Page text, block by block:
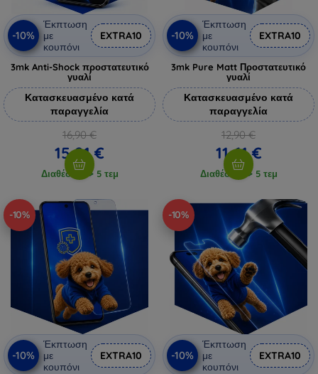
-10%
Έκπτωση
με
κουπόνι
EXTRA10
3mk Anti-Shock προστατευτικό
γυαλί
Κατασκευασμένο κατά
παραγγελία
16,90 €
15,21 €
Διαθέσιμο > 5 τεμ
-10%
Έκπτωση
με
κουπόνι
EXTRA10
3mk Pure Matt Προστατευτικό
γυαλί
Κατασκευασμένο κατά
παραγγελία
12,90 €
11,61 €
Διαθέσιμο > 5 τεμ
-10%
-10%
Έκπτωση
με
κουπόνι
EXTRA10
-10%
-10%
Έκπτωση
με
κουπόνι
EXTRA10